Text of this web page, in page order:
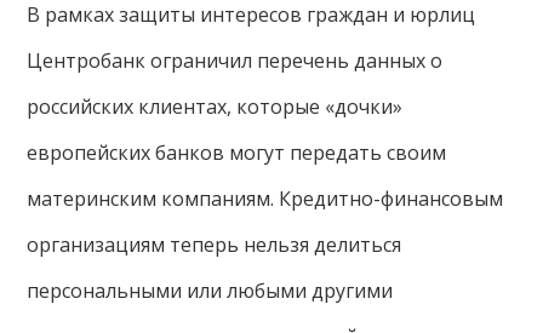
В рамках защиты интересов граждан и юрлиц
Центробанк ограничил перечень данных о
российских клиентах, которые «дочки»
европейских банков могут передать своим
материнским компаниям. Кредитно-финансовым
организациям теперь нельзя делиться
персональными или любыми другими